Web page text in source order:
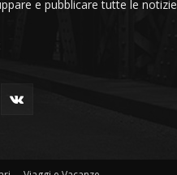
e pubblicare tutte le notizie